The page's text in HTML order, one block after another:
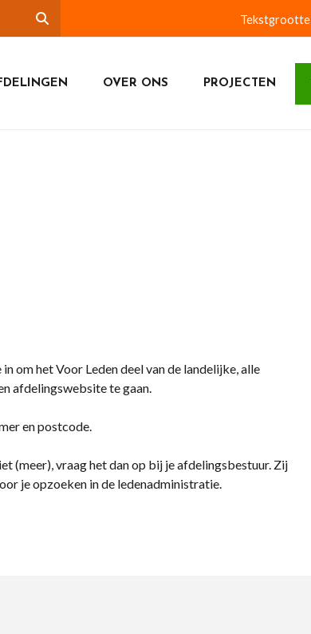
Tekstgrootte
OVER ONS PROJECTEN
om het Voor Leden deel van de landelijke, alle
afdelingswebsite te gaan.
en postcode.
(meer), vraag het dan op bij je afdelingsbestuur. Zij
je opzoeken in de ledenadministratie.